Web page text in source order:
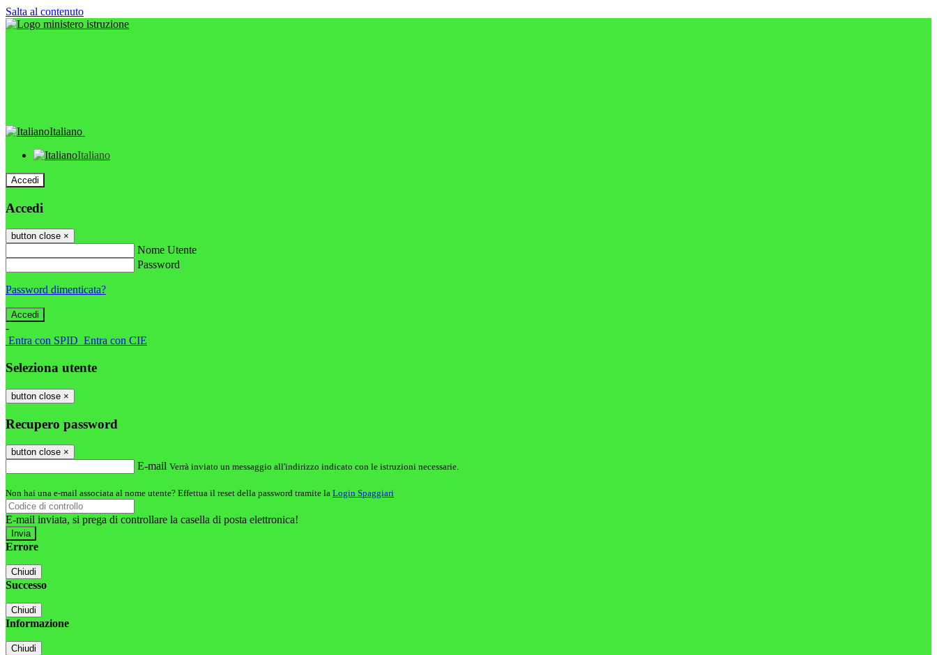
Salta al contenuto
Italiano
Italiano
Accedi
Accedi
button close ×
Nome Utente
Password
Password dimenticata?
-
Entra con SPID Entra con CIE
Seleziona utente
button close ×
Recupero password
button close ×
E-mail Verrà inviato un messaggio all'indirizzo indicato con le istruzioni necessarie.
Non hai una e-mail associata al nome utente? Effettua il reset della password tramite la Login Spaggiari
E-mail inviata, si prega di controllare la casella di posta elettronica!
Errore
Chiudi
Successo
Chiudi
Informazione
Chiudi